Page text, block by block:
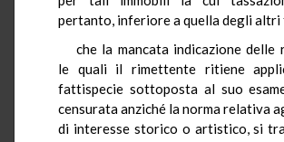
pertanto, inferiore a quella degli
che la mancata indicazione delle
le quali il rimettente ritiene
fattispecie sottoposta al suo
censurata anziché la norma relativa
di interesse storico o artistico, si